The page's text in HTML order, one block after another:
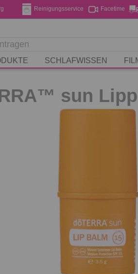
Facetime
Reinigungsservice
SCHLAFWISSEN
sun